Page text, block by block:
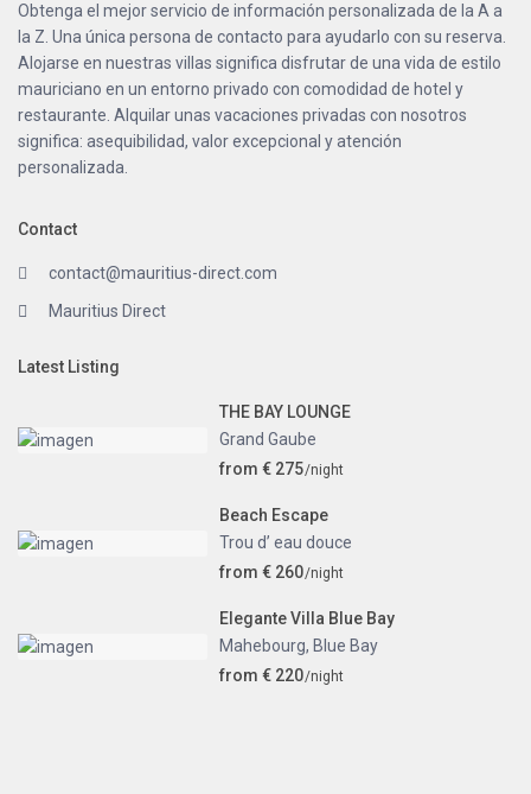
Obtenga el mejor servicio de información personalizada de la A a
la Z. Una única persona de contacto para ayudarlo con su reserva.
Alojarse en nuestras villas significa disfrutar de una vida de estilo
mauriciano en un entorno privado con comodidad de hotel y
restaurante. Alquilar unas vacaciones privadas con nosotros
significa: asequibilidad, valor excepcional y atención
personalizada.
Contact
contact@mauritius-direct.com
Mauritius Direct
Latest Listing
THE BAY LOUNGE
Grand Gaube
from € 275/night
Beach Escape
Trou d’ eau douce
from € 260/night
Elegante Villa Blue Bay
Mahebourg, Blue Bay
from € 220/night